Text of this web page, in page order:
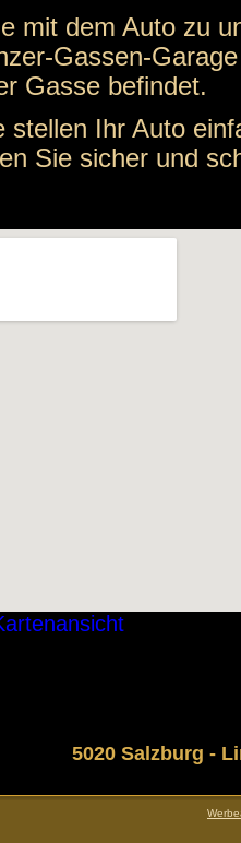
mit dem Auto zu
Gassen-
Gasse befindet.
stellen Ihr Auto
Sie sicher und
5020 Salzburg -